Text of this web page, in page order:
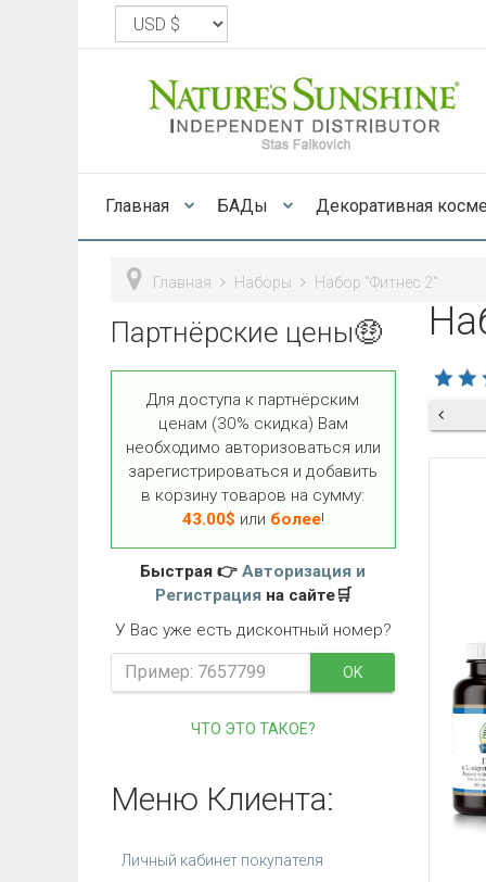
Главная БАДы Декоративная
Главная Наборы Набор "Фитнес 2"
Партнёрские цены🤑
Для доступа к партнёрским
ценам (30% скидка) Вам
необходимо авторизоваться или
зарегистрироваться и добавить
в корзину товаров на сумму:
43.00$ или более!
Быстрая 👉Авторизация и
Регистрацияна сайте🛒
У Вас уже есть дисконтный номер?
OK
ЧТО ЭТО ТАКОЕ?
Меню Клиента:
Личный кабинет покупателя